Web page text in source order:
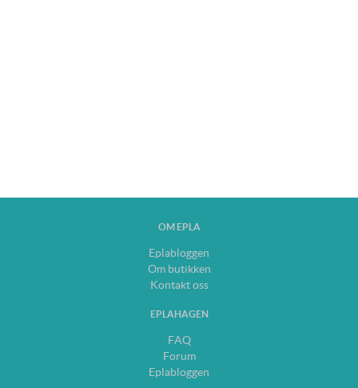
OM EPLA
Eplabloggen
Om butikken
Kontakt oss
EPLAHAGEN
FAQ
Forum
Eplabloggen